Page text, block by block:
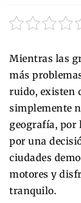
Mientras las
más
ruido, existen
simplemente
geografía, por
por una
ciudades
motores y
tranquilo.